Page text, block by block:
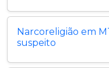
Narcoreligião em
suspeito